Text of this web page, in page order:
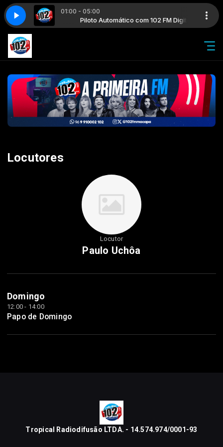
01:00 - 05:00
102 FM Digital Piloto Automático com 102 FM Digital
Locutores
Locutor
Paulo Uchôa
Domingo
12:00 - 14:00
Papo de Domingo
Tropical Radiodifusão LTDA. - 14.574.974/0001-93